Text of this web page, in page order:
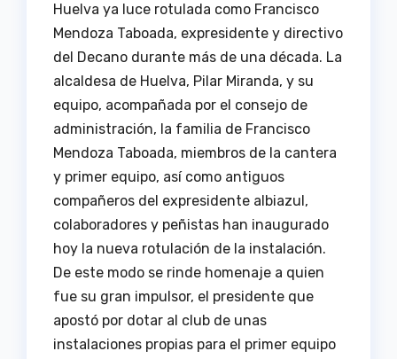
Huelva ya luce rotulada como Francisco
Mendoza Taboada, expresidente y directivo
del Decano durante más de una década. La
alcaldesa de Huelva, Pilar Miranda, y su
equipo, acompañada por el consejo de
administración, la familia de Francisco
Mendoza Taboada, miembros de la cantera
y primer equipo, así como antiguos
compañeros del expresidente albiazul,
colaboradores y peñistas han inaugurado
hoy la nueva rotulación de la instalación.
De este modo se rinde homenaje a quien
fue su gran impulsor, el presidente que
apostó por dotar al club de unas
instalaciones propias para el primer equipo